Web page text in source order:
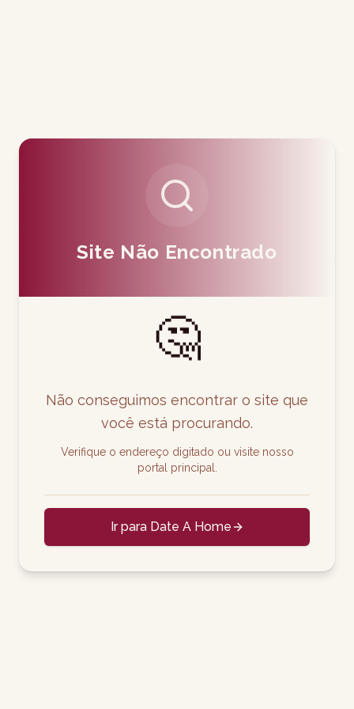
Site Não Encontrado
🤔
Não conseguimos encontrar o site que
você está procurando.
Verifique o endereço digitado ou visite nosso
portal principal.
Ir para Date A Home